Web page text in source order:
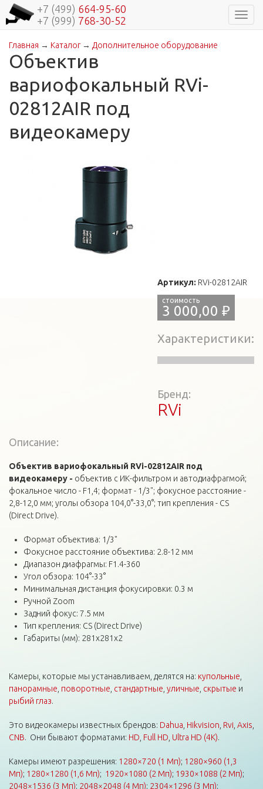
+7 (499) 664-95-60
+7 (999) 768-30-52
Вы здесь
Главная → Каталог→ Дополнительное оборудование
Объектив
вариофокальный RVi-
02812AIR под
видеокамеру
Артикул: RVi-02812AIR
3 000,00 ₽
Характеристики
Бренд:
RVi
Описание:
Объектив вариофокальный RVi-02812AIR под
видеокамеру - объектив с ИК-фильтром и автодиафрагмой;
фокальное число - F1,4; формат - 1/3"; фокусное расстояние -
2,8-12,0 мм; уголы обзора 104,0°-33,0°; тип крепления - CS
(Direct Drive).
Формат объектива: 1/3"
Фокусное расстояние объектива: 2.8-12 мм
Диапазон диафрагмы: F1.4-360
Угол обзора: 104°-33°
Минимальная дистанция фокусировки: 0.3 м
Ручной Zoom
Задний фокус: 7.5 мм
Тип крепления: CS (Direct Drive)
Габариты (мм): 281x281x2
Камеры, которые мы устанавливаем, делятся на: купольные
панорамные поворотные стандартные уличные скрытые и
рыбий глаз.
Это видеокамеры известных брендов: Dahua Hikvision Rvi Axis
CNB. Они бывают форматами: HD Full HD Ultra HD (4K).
Камеры имеют разрешения: 1280×720 (1 Мп); 1280×960 (1,3
Мп); 1280×1280 (1,6 Мп); 1920×1080 (2 Мп); 1930×1088 (2 Мп);
2048×1536 (3 Мп); 2048×2048 (4 Мп); 2304×1296 (3 Мп);